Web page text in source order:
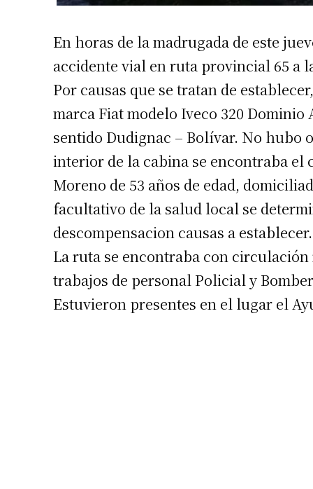
En horas de la madrugada de este
accidente vial en ruta provincial 65 a
Por causas que se tratan de
marca Fiat modelo Iveco 320
sentido Dudignac – Bolívar. No
interior de la cabina se encontraba el
Moreno de 53 años de edad,
facultativo de la salud local se
descompensacion causas a establecer.
La ruta se encontraba con
trabajos de personal Policial y
Estuvieron presentes en el lugar el